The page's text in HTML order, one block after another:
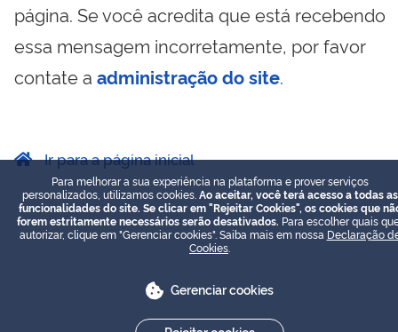
página. Se você acredita que está recebendo
essa mensagem incorretamente, por favor
contate a administração do site.
Ir para a página inicial
Para melhorar a sua experiência na plataforma e prover serviços
personalizados, utilizamos cookies. Ao aceitar, você terá acesso a todas as
funcionalidades do site. Se clicar em "Rejeitar Cookies", os cookies que
forem estritamente necessários serão desativados. Para escolher quais
autorizar, clique em "Gerenciar cookies". Saiba mais em nossa Declaração
Cookies
Gerenciar cookies